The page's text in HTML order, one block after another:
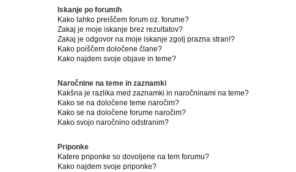
Iskanje po forumih
Kako lahko preiščem forum oz. forume?
Zakaj je moje iskanje brez rezultatov?
Zakaj je odgovor na moje iskanje zgolj prazna stran!?
Kako poiščem določene člane?
Kako najdem svoje objave in teme?
Naročnine na teme in zaznamki
Kakšna je razlika med zaznamki in naročninami na teme?
Kako se na določene teme naročim?
Kako se na določene forume naročim?
Kako svojo naročnino odstranim?
Priponke
Katere priponke so dovoljene na tem forumu?
Kako najdem svoje priponke?